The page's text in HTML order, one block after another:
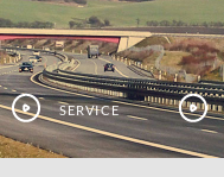
Service